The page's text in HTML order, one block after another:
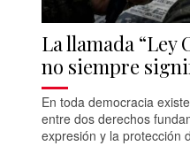
La llamada “Ley
no siempre
En toda democracia
entre dos derechos
expresión y la protección